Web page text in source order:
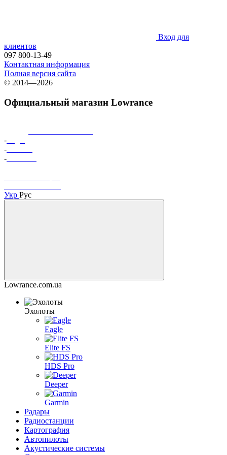
Вход для
клиентов
097 800-13-49
Контактная информация
Полная версия сайта
© 2014—2026
Официальный магазин Lowrance
-
-
-
Укр Рус
Lowrance.com.ua
Эхолоты
Eagle
Elite FS
HDS Pro
Deeper
Garmin
Радары
Радиостанции
Картография
Автопилоты
Акустические системы